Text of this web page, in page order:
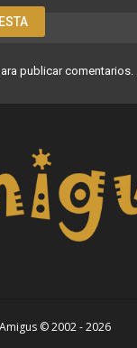
publicar comentarios.
© 2002 - 2026